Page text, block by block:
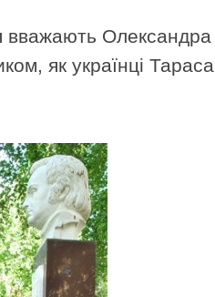
вважають
як українці